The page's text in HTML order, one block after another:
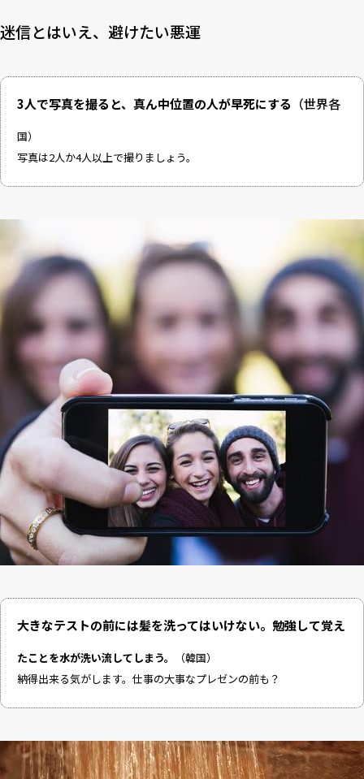
迷信とはいえ、避けたい悪運
3人で写真を撮ると、真ん中位置の人が早死にする （世界各
国）
写真は2人か4人以上で撮りましょう。
大きなテストの前には髪を洗ってはいけない。勉強して覚え
たことを水が洗い流してしまう。
（韓国）
納得出来る気がします。仕事の大事なプレゼンの前も？